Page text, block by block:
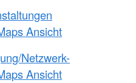
Ansicht
Netzwerk-
Ansicht